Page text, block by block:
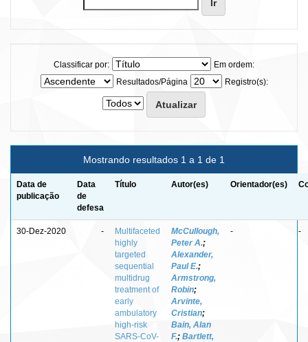
Classificar por:
Em ordem:
Resultados/Página
Registro(s):
Mostrando resultados 1 a 1 de 1
Data de
publicação
Data
de
defesa
Título Autor(es) Orientador(es)
30-Dez-2020 -
Multifaceted
highly
targeted
sequential
multidrug
treatment of
early
ambulatory
high-risk
SARS-CoV-
McCullough,
Peter A.;
Alexander,
Paul E.;
Armstrong,
Robin;
Arvinte,
Cristian;
Bain, Alan
F.; Bartlett,
- -